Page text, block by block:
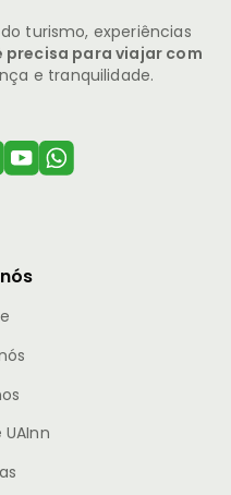
turismo, experiências
precisa para viajar com
e tranquilidade.